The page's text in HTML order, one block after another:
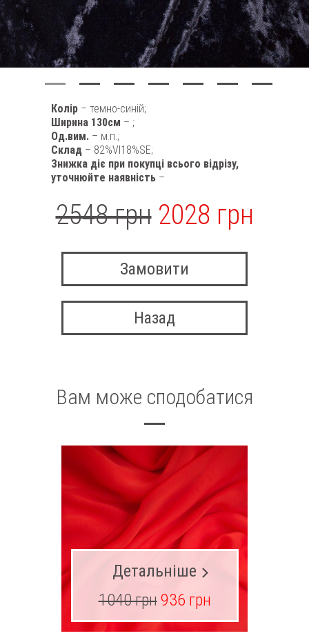
Колір – темно-синій;
Ширина 130см – ;
Од.вим. – м.п.;
Склад – 82%VI18%SE;
Знижка діє при покупці всього відрізу,
уточнюйте наявність –
2548 грн 2028 грн
Замовити
Назад
Вам може сподобатися
Детальніше
1040 грн936 грн